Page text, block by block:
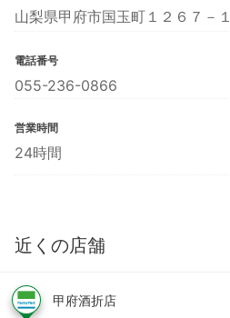
山梨県甲府市国玉町１２６７－１
電話番号
055-236-0866
営業時間
24時間
近くの店舗
甲府酒折店